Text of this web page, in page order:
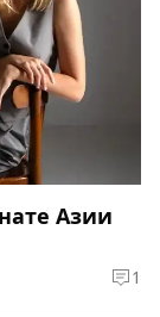
Азии
1